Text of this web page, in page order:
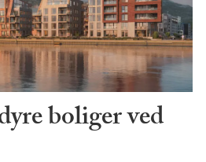
boliger ved